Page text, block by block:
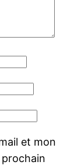
et mon